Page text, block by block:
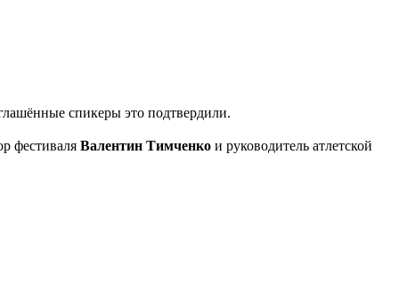
спикеры это подтвердили.
фестиваля Валентин Тимченко и руководитель атлетской